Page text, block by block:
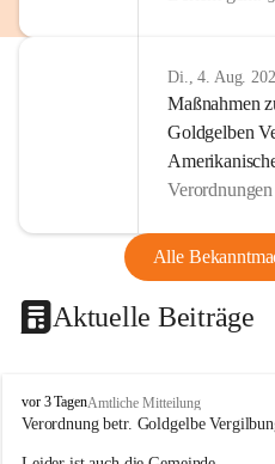
Di., 4. Aug.
Maßnahmen
Goldgelben
Verordnungen
Alle
Aktuelle Beiträge
B
r
vor 3 TagenAmtliche Mitteilung
Verordnung betr. Goldgelbe